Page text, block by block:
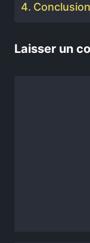
Laisser un